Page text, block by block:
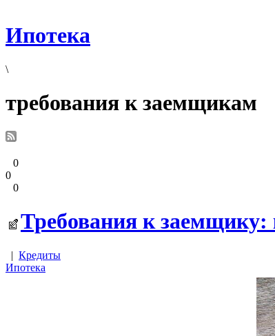
Ипотека
\
требования к заемщикам
0
0
0
Требования к
| Кредиты
Ипотека